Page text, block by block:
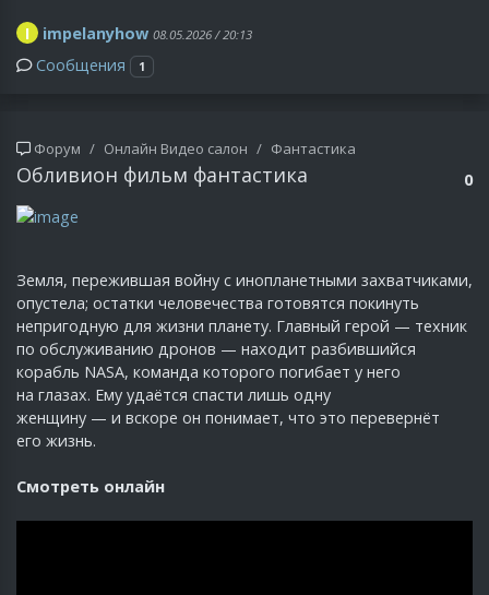
I impelanyhow 08.05.2026 / 20:13
Сообщения 1
Форум Онлайн Видео салон Фантастика
Обливион фильм фантастика 0
Земля, пережившая войну с инопланетными захватчиками,
опустела; остатки человечества готовятся покинуть
непригодную для жизни планету. Главный герой — техник
по обслуживанию дронов — находит разбившийся
корабль NASA, команда которого погибает у него
на глазах. Ему удаётся спасти лишь одну
женщину — и вскоре он понимает, что это перевернёт
его жизнь.
Смотреть онлайн